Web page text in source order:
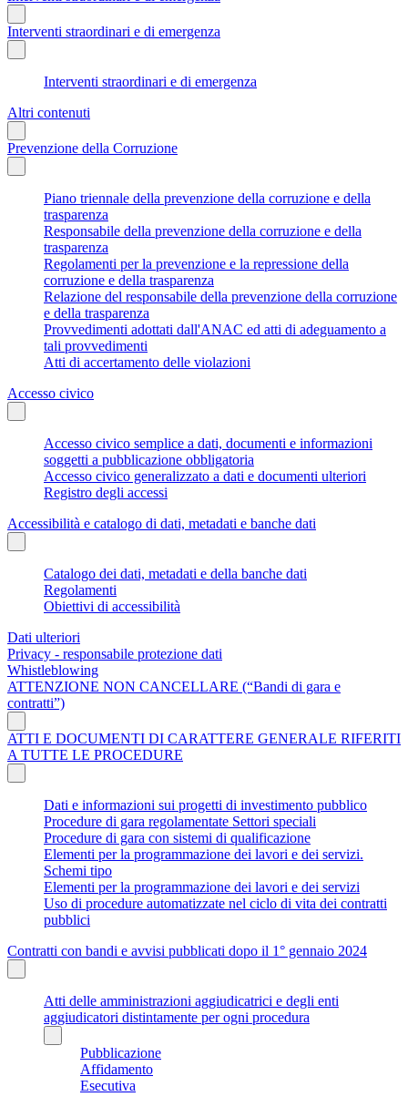
Interventi straordinari e di emergenza
Interventi straordinari e di emergenza
Altri contenuti
Prevenzione della Corruzione
Piano triennale della prevenzione della corruzione e della
trasparenza
Responsabile della prevenzione della corruzione e della
trasparenza
Regolamenti per la prevenzione e la repressione della
corruzione e della trasparenza
Relazione del responsabile della prevenzione della corruzione
e della trasparenza
Provvedimenti adottati dall'ANAC ed atti di adeguamento a
tali provvedimenti
Atti di accertamento delle violazioni
Accesso civico
Accesso civico semplice a dati, documenti e informazioni
soggetti a pubblicazione obbligatoria
Accesso civico generalizzato a dati e documenti ulteriori
Registro degli accessi
Accessibilità e catalogo di dati, metadati e banche dati
Catalogo dei dati, metadati e della banche dati
Regolamenti
Obiettivi di accessibilità
Dati ulteriori
Privacy - responsabile protezione dati
Whistleblowing
ATTENZIONE NON CANCELLARE (“Bandi di gara e
contratti”)
ATTI E DOCUMENTI DI CARATTERE GENERALE RIFERITI
A TUTTE LE PROCEDURE
Dati e informazioni sui progetti di investimento pubblico
Procedure di gara regolamentate Settori speciali
Procedure di gara con sistemi di qualificazione
Elementi per la programmazione dei lavori e dei servizi.
Schemi tipo
Elementi per la programmazione dei lavori e dei servizi
Uso di procedure automatizzate nel ciclo di vita dei contratti
pubblici
Contratti con bandi e avvisi pubblicati dopo il 1° gennaio 2024
Atti delle amministrazioni aggiudicatrici e degli enti
aggiudicatori distintamente per ogni procedura
Pubblicazione
Affidamento
Esecutiva